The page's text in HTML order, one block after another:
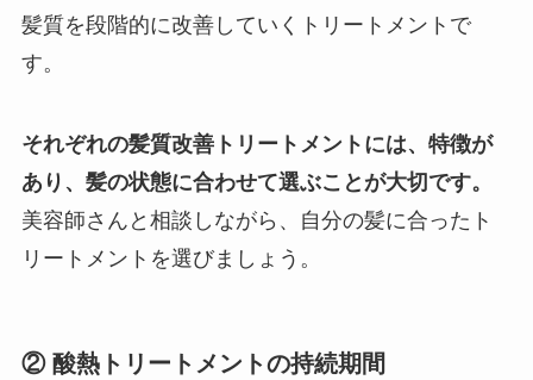
髪質を段階的に改善していくトリートメントで
す。
それぞれの髪質改善トリートメントには、特徴が
あり、髪の状態に合わせて選ぶことが大切です。
美容師さんと相談しながら、自分の髪に合ったト
リートメントを選びましょう。
② 酸熱トリートメントの持続期間